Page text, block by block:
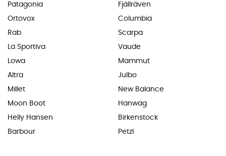
Patagonia
Ortovox
Rab
La Sportiva
Lowa
Altra
Millet
Moon Boot
Helly Hansen
Barbour
Fjällräven
Columbia
Scarpa
Vaude
Mammut
Julbo
New Balance
Hanwag
Birkenstock
Petzl